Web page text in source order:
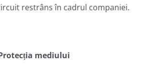
restrâns în cadrul companiei.
mediului